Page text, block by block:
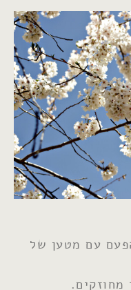
עם מטען של
מחוזקים.